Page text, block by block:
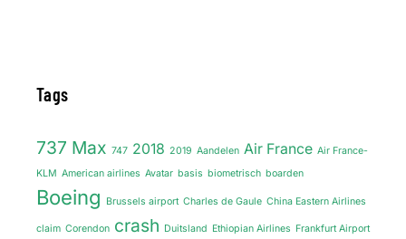
Tags
737 Max 747 2018 2019 Aandelen Air France Air France-
KLM American airlines Avatar basis biometrisch boarden
Boeing Brussels airport Charles de Gaule China Eastern Airlines
claim Corendon crash Duitsland Ethiopian Airlines Frankfurt Airport